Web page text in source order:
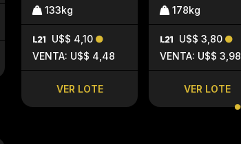
133kg
U$$ 4,10
VENTA: U$$ 4,48
VER LOTE
178kg
U$$ 3,80
VENTA: U$$ 3,98
VER LOTE